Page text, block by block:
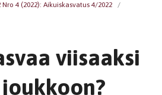
Nro 4 (2022): Aikuiskasvatus 4/2022
/
viisaaksi